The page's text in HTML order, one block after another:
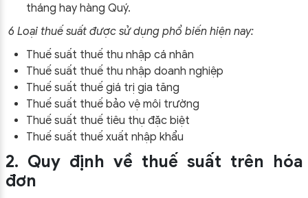
tháng hay hàng Quý.
6 Loại thuế suất được sử dụng phổ biến hiện nay:
Thuế suất thuế thu nhập cá nhân
Thuế suất thuế thu nhập doanh nghiệp
Thuế suất thuế giá trị gia tăng
Thuế suất thuế bảo vệ môi trường
Thuế suất thuế tiêu thụ đặc biệt
Thuế suất thuế xuất nhập khẩu
2. Quy định về thuế suất trên hóa
đơn